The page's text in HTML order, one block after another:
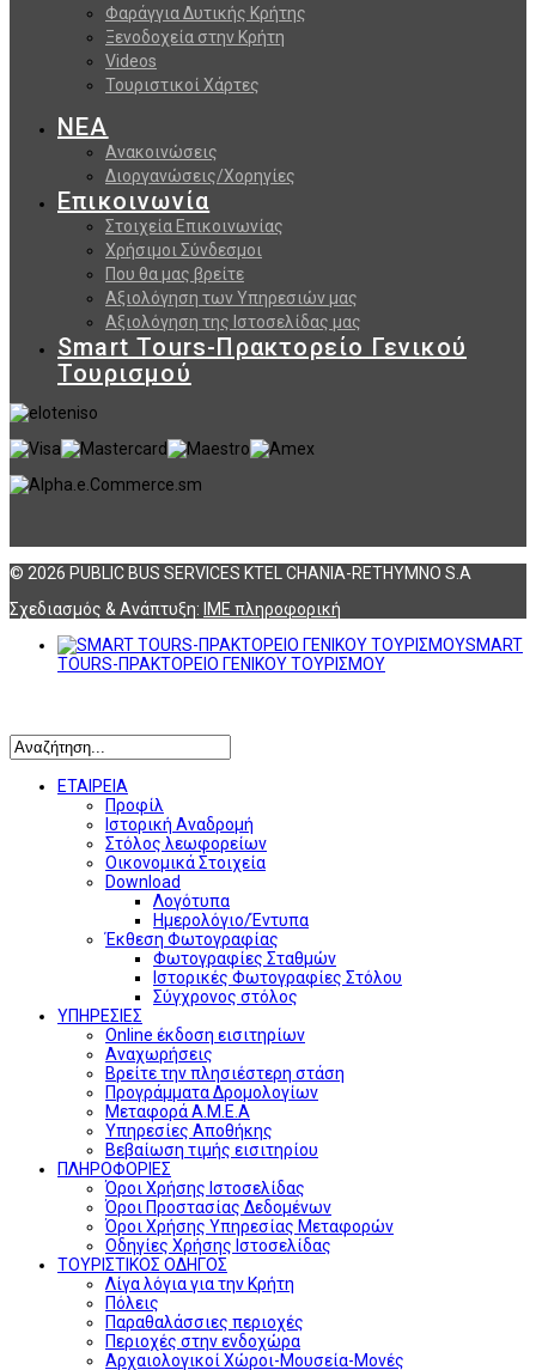
Φαράγγια Δυτικής Κρήτης
Ξενοδοχεία στην Κρήτη
Videos
Τουριστικοί Χάρτες
ΝΕΑ
Ανακοινώσεις
Διοργανώσεις/Χορηγίες
Επικοινωνία
Στοιχεία Επικοινωνίας
Χρήσιμοι Σύνδεσμοι
Που θα μας βρείτε
Αξιολόγηση των Υπηρεσιών μας
Αξιολόγηση της Ιστοσελίδας μας
Smart Tours-Πρακτορείο Γενικού
Τουρισμού
© 2026 PUBLIC BUS SERVICES KTEL CHANIA-RETHYMNO S.A
Σχεδιασμός & Ανάπτυξη: ΙΜΕ πληροφορική
SMART
TOURS-ΠΡΑΚΤΟΡΕΙΟ ΓΕΝΙΚΟΥ ΤΟΥΡΙΣΜΟΥ
ΕΤΑΙΡΕΙΑ
Προφίλ
Ιστορική Αναδρομή
Στόλος λεωφορείων
Οικονομικά Στοιχεία
Download
Λογότυπα
Ημερολόγιο/Έντυπα
Έκθεση Φωτογραφίας
Φωτογραφίες Σταθμών
Ιστορικές Φωτογραφίες Στόλου
Σύγχρονος στόλος
ΥΠΗΡΕΣΙΕΣ
Online έκδοση εισιτηρίων
Αναχωρήσεις
Βρείτε την πλησιέστερη στάση
Προγράμματα Δρομολογίων
Μεταφορά Α.Μ.Ε.Α
Υπηρεσίες Αποθήκης
Βεβαίωση τιμής εισιτηρίου
ΠΛΗΡΟΦΟΡΙΕΣ
Όροι Χρήσης Ιστοσελίδας
Όροι Προστασίας Δεδομένων
Όροι Χρήσης Υπηρεσίας Μεταφορών
Οδηγίες Χρήσης Ιστοσελίδας
ΤΟΥΡΙΣΤΙΚΟΣ ΟΔΗΓΟΣ
Λίγα λόγια για την Κρήτη
Πόλεις
Παραθαλάσσιες περιοχές
Περιοχές στην ενδοχώρα
Αρχαιολογικοί Χώροι-Μουσεία-Μονές